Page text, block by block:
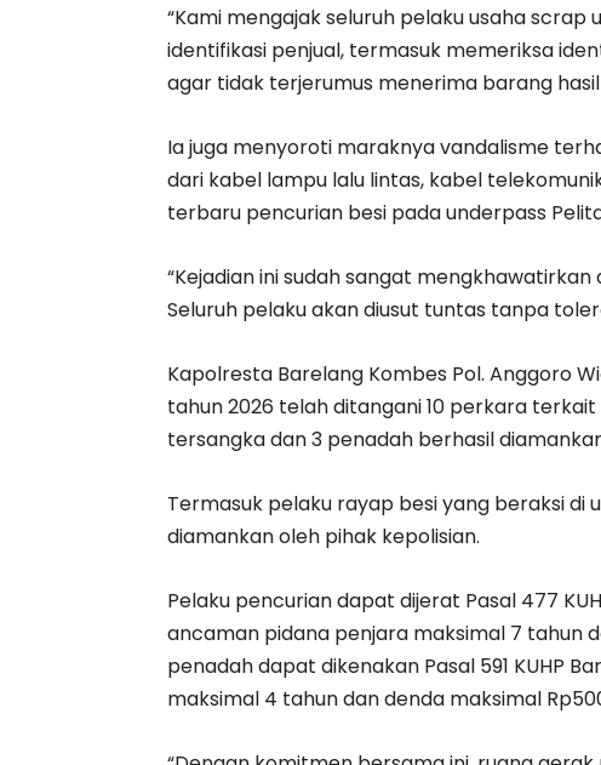
“Kami mengajak seluruh pelaku usaha
identifikasi penjual, termasuk memeriksa
agar tidak terjerumus menerima barang
Ia juga menyoroti maraknya vandalisme
dari kabel lampu lalu lintas, kabel
terbaru pencurian besi pada underpass
“Kejadian ini sudah sangat
Seluruh pelaku akan diusut tuntas tanpa
Kapolresta Barelang Kombes Pol. Anggoro
tahun 2026 telah ditangani 10 perkara
tersangka dan 3 penadah berhasil
Termasuk pelaku rayap besi yang beraksi
diamankan oleh pihak kepolisian.
Pelaku pencurian dapat dijerat Pasal 477
ancaman pidana penjara maksimal 7 tahun
penadah dapat dikenakan Pasal 591 KUHP
maksimal 4 tahun dan denda maksimal